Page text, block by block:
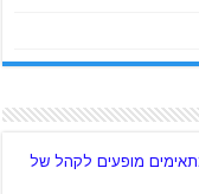
מופעים לקהל של